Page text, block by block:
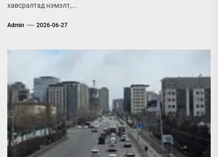
хавсралтад нэмэлт,...
Admin 2026-06-27